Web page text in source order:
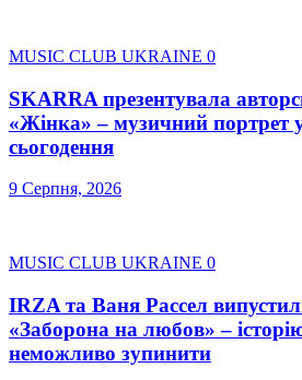
MUSIC CLUB UKRAINE 0
SKARRA презентувала
«Жінка» – музичний портрет
сьогодення
9 Серпня, 2026
MUSIC CLUB UKRAINE 0
IRZA та Ваня Рассел
«Заборона на любов» –
неможливо зупинити